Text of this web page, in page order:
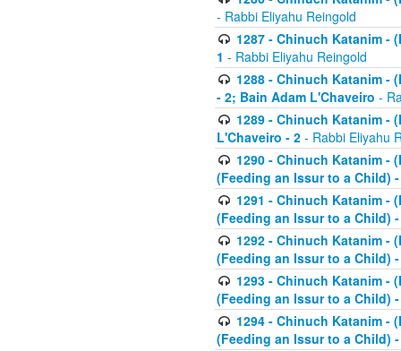
- Rabbi Eliyahu Reingold
1287 - Chinuch Katanim -
1 - Rabbi Eliyahu Reingold
1288 - Chinuch Katanim -
- 2; Bain Adam L'Chaveiro -
1289 - Chinuch Katanim -
L'Chaveiro - 2 - Rabbi Eliyahu
1290 - Chinuch Katanim -
(Feeding an Issur to a Child)
1291 - Chinuch Katanim -
(Feeding an Issur to a Child)
1292 - Chinuch Katanim -
(Feeding an Issur to a Child)
1293 - Chinuch Katanim -
(Feeding an Issur to a Child)
1294 - Chinuch Katanim -
(Feeding an Issur to a Child)